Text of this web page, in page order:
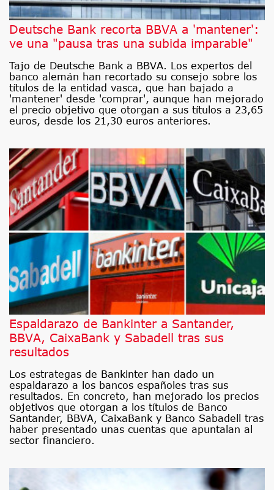
Deutsche Bank recorta BBVA a 'mantener':
ve una "pausa tras una subida imparable"
Tajo de Deutsche Bank a BBVA. Los expertos del
banco alemán han recortado su consejo sobre los
títulos de la entidad vasca, que han bajado a
'mantener' desde 'comprar', aunque han mejorado
el precio objetivo que otorgan a sus títulos a 23,65
euros, desde los 21,30 euros anteriores.
Espaldarazo de Bankinter a Santander,
BBVA, CaixaBank y Sabadell tras sus
resultados
Los estrategas de Bankinter han dado un
espaldarazo a los bancos españoles tras sus
resultados. En concreto, han mejorado los precios
objetivos que otorgan a los títulos de Banco
Santander, BBVA, CaixaBank y Banco Sabadell tras
haber presentado unas cuentas que apuntalan al
sector financiero.